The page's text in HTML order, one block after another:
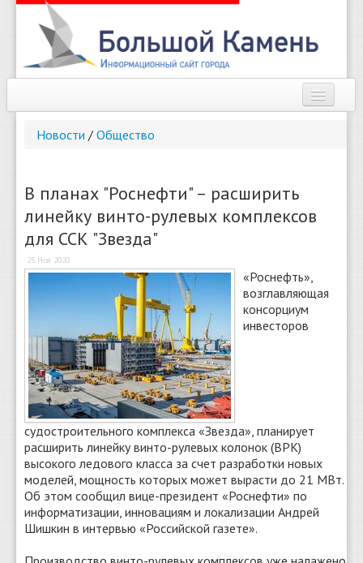
Справочник
Найти
Новости / Общество
В планах "Роснефти" – расширить
линейку винто-рулевых комплексов
для ССК "Звезда"
25 Ноя 2020
«Роснефть»,
возглавляющая
консорциум
инвесторов
судостроительного комплекса «Звезда», планирует
расширить линейку винто-рулевых колонок (ВРК)
высокого ледового класса за счет разработки новых
моделей, мощность которых может вырасти до 21 МВт.
Об этом сообщил вице-президент «Роснефти» по
информатизации, инновациям и локализации Андрей
Шишкин в интервью «Российской газете».